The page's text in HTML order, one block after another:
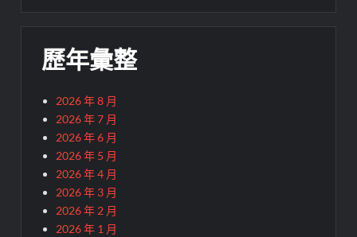
歷年彙整
2026 年 8 月
2026 年 7 月
2026 年 6 月
2026 年 5 月
2026 年 4 月
2026 年 3 月
2026 年 2 月
2026 年 1 月